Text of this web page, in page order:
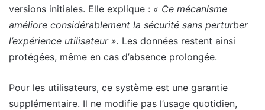
versions initiales. Elle explique : « Ce mécanisme
améliore considérablement la sécurité sans perturber
l’expérience utilisateur ». Les données restent ainsi
protégées, même en cas d’absence prolongée.
Pour les utilisateurs, ce système est une garantie
supplémentaire. Il ne modifie pas l’usage quotidien,